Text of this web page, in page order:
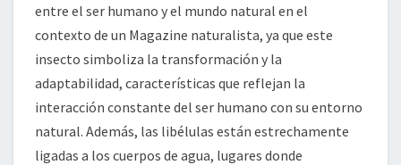
entre el ser humano y el mundo natural en el
contexto de un Magazine naturalista, ya que este
insecto simboliza la transformación y la
adaptabilidad, características que reflejan la
interacción constante del ser humano con su entorno
natural. Además, las libélulas están estrechamente
ligadas a los cuerpos de agua, lugares donde